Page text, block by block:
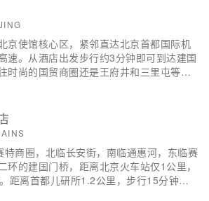
京使馆核心区，紧邻直达北京首都国际机
速。从酒店出发步行约3分钟即可到达建国
时尚的国贸商圈还是王府井和三里屯等繁
商圈，北临长安街，南临通惠河，东临赛
环的建国门桥，距离北京火车站仅1公里，
距离首都儿研所1.2公里，步行15分钟路